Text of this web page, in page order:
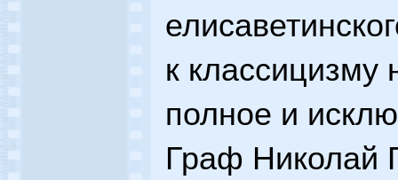
к классицизму
полное и
Граф Николай